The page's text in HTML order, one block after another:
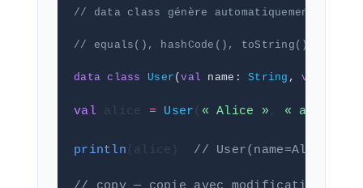
// data class génère automatiquement :
// equals(), hashCode(), toString(), copy(),
data class User (val name: String , val
val alice = User ( « Alice » , «
println (alice) // User(name=Alice,